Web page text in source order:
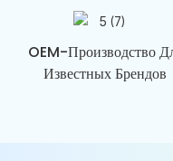
OEM-Производство
Известных Брендов